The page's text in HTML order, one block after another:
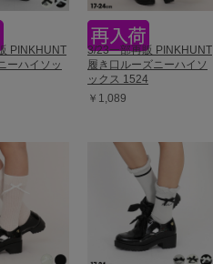
PINKHUNT
ーハイソッ
3/23一部再販 PINKHUNT
履き口ルーズニーハイソ
ックス 1524
￥1,089